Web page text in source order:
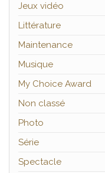
Jeux vidéo
Littérature
Maintenance
Musique
My Choice Award
Non classé
Photo
Série
Spectacle